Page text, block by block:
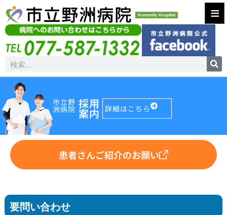
≡
市立野
洲病院 採用
案内 詳細はこちら
患者さんご紹介のお願い
要問い合わせ